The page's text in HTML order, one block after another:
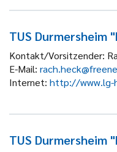
TUS
Kontakt/Vorsitzender:
E-Mail:
Internet: http://www.lg-
TUS Durmersheim